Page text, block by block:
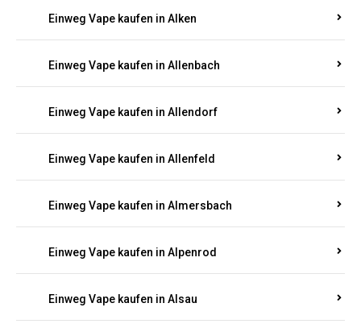
Einweg Vape kaufen in Alken
Einweg Vape kaufen in Allenbach
Einweg Vape kaufen in Allendorf
Einweg Vape kaufen in Allenfeld
Einweg Vape kaufen in Almersbach
Einweg Vape kaufen in Alpenrod
Einweg Vape kaufen in Alsau